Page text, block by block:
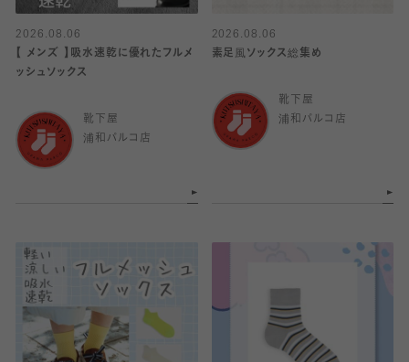
2026.08.06
【 メンズ 】吸水速乾に優れたフルメ
ッシュソックス
靴下屋
浦和パルコ店
2026.08.06
素足風ソックス総集め
靴下屋
浦和パルコ店